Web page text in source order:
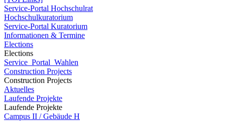
Service-Portal Hochschulrat
Hochschulkuratorium
Service-Portal Kuratorium
Informationen & Termine
Elections
Elections
Service_Portal_Wahlen
Construction Projects
Construction Projects
Aktuelles
Laufende Projekte
Laufende Projekte
Campus II / Gebäude H